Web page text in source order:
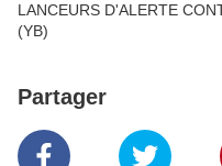
LANCEURS D'ALERTE
(YB)
Partager